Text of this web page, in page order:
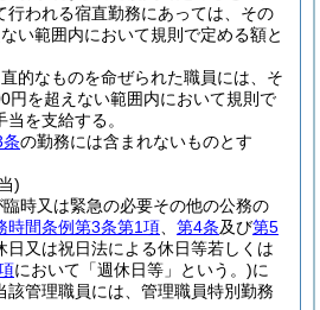
行われる宿直勤務にあっては、その
い範囲内において規則で定める額と
的なものを命ぜられた職員には、そ
円を超えない範囲内において規則で
を支給する。
の勤務には含まれないものとす
)
時又は緊急の必要その他の公務の
時間条例第3条第1項 第4条及び第5
日又は祝日法による休日等若しくは
において「週休日等」という。)に
該管理職員には、管理職員特別勤務